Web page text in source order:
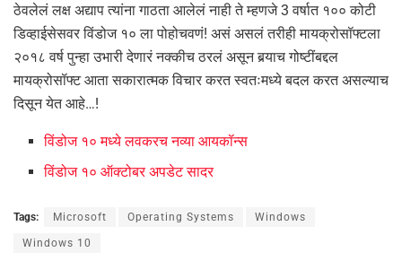
ठेवलेलं लक्ष अद्याप त्यांना गाठता आलेलं नाही ते म्हणजे 3 वर्षात १०० कोटी
डिव्हाईसेसवर विंडोज १० ला पोहोचवणं! असं असलं तरीही मायक्रोसॉफ्टला
२०१८ वर्ष पुन्हा उभारी देणारं नक्कीच ठरलं असून बर्‍याच गोष्टींबद्दल
मायक्रोसॉफ्ट आता सकारात्मक विचार करत स्वतःमध्ये बदल करत असल्याच
दिसून येत आहे…!
विंडोज १० मध्ये लवकरच नव्या आयकॉन्स
विंडोज १० ऑक्टोबर अपडेट सादर
Tags: Microsoft Operating Systems Windows
Windows 10